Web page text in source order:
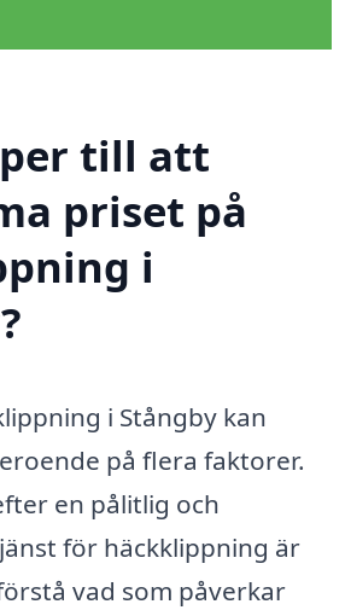
till att
priset på
i
i Stångby kan
på flera faktorer.
en pålitlig och
för häckklippning är
vad som påverkar